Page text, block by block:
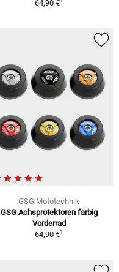
64,90 €
GSG Mototechnik
GSG Achsprotektoren farbig
Vorderrad
64,90 €1